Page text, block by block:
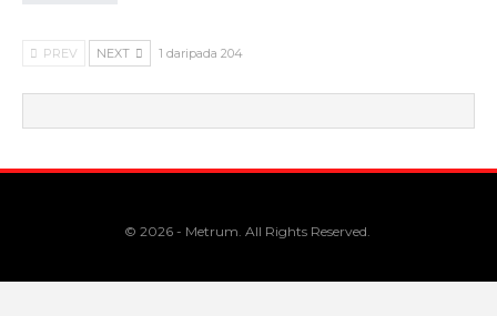
PREV NEXT 1 daripada 204
© 2026 - Metrum. All Rights Reserved.